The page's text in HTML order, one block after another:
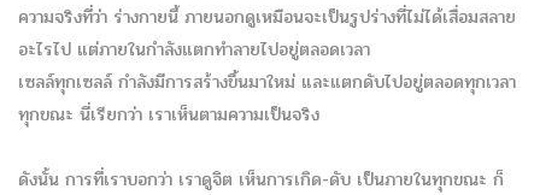
ความจริงที่ว่า ร่างกายนี้ ภายนอกดูเหมือนจะเป็นรูปร่างที่ไม่ได้เสื่อมสลาย
อะไรไป แต่ภายในกำลังแตกทำลายไปอยู่ตลอดเวลา
เซลล์ทุกเซลล์ กำลังมีการสร้างขึ้นมาใหม่ และแตกดับไปอยู่ตลอดทุกเวลา
ทุกขณะ นี่เรียกว่า เราเห็นตามความเป็นจริง
ดังนั้น การที่เราบอกว่า เราดูจิต เห็นการเกิด-ดับ เป็นภายในทุกขณะ ก็